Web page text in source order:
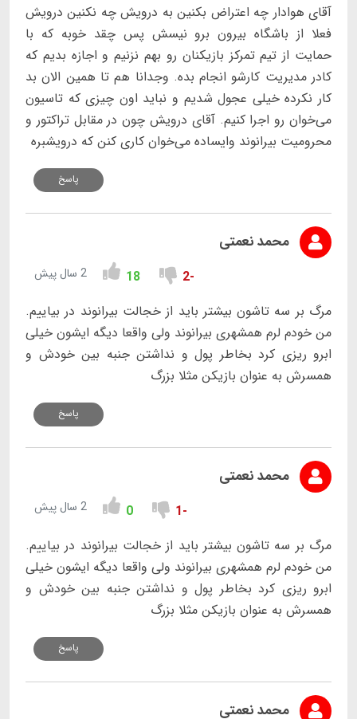
آقای هوادار چه اعتراض بکنین به درویش چه نکنین درویش
فعلا از باشگاه بیرون برو نیسش پس چقد خوبه که با
حمایت از تیم تمرکز بازیکنان رو بهم نزنیم و اجازه بدیم که
کادر مدیریت کارشو انجام بده. وجدانا هم تا همین الان بد
کار نکرده خیلی عجول شدیم و نباید اون چیزی که تاسیون
می‌خوان رو اجرا کنیم. آقای درویش چون در مقابل تراکتور و
محرومیت بیرانوند وایساده می‌خوان کاری کنن که درویشبره
پاسخ
محمد نعمتی
-2
18 2 سال پیش
مرگ بر سه تاشون بیشتر باید از خجالت بیرانوند در بیاییم.
من خودم لرم همشهری بیرانوند ولی واقعا دیگه ایشون خیلی
ابرو ریزی کرد بخاطر پول و نداشتن جنبه بین خودش و
همسرش به عنوان بازیکن مثلا بزرگ
پاسخ
محمد نعمتی
-1
0 2 سال پیش
مرگ بر سه تاشون بیشتر باید از خجالت بیرانوند در بیاییم.
من خودم لرم همشهری بیرانوند ولی واقعا دیگه ایشون خیلی
ابرو ریزی کرد بخاطر پول و نداشتن جنبه بین خودش و
همسرش به عنوان بازیکن مثلا بزرگ
پاسخ
محمد نعمتی